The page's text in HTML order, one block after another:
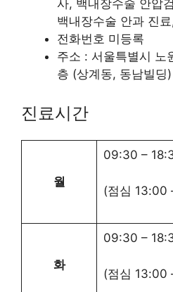
사, 백내장수술 안압
백내장수술 안과 진
전화번호 미등록
주소 : 서울특별시 노
층 (상계동, 동남빌딩)
진료시간
월
09:30 –
(점심 13:00
화
09:30 –
(점심 13:00